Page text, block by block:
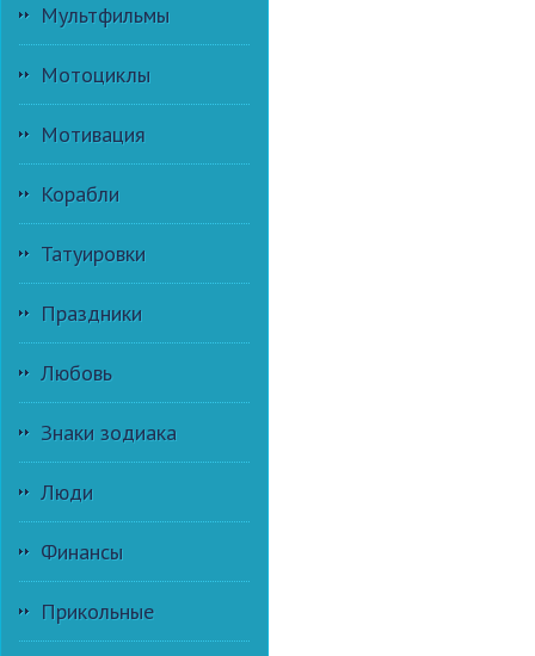
Мультфильмы
Мотоциклы
Мотивация
Корабли
Татуировки
Праздники
Любовь
Знаки зодиака
Люди
Финансы
Прикольные